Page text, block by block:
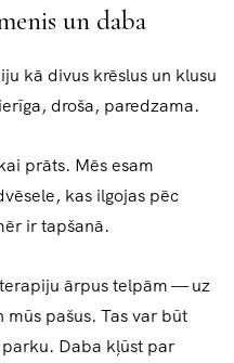
un daba
kā divus krēslus un klusu
droša, paredzama.
prāts. Mēs esam
kas ilgojas pēc
ir tapšanā.
ārpus telpām — uz
pašus. Tas var būt
Daba kļūst par